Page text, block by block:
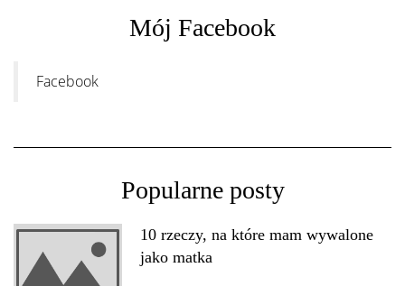
Mój Facebook
Facebook
Popularne posty
10 rzeczy, na które mam wywalone
jako matka